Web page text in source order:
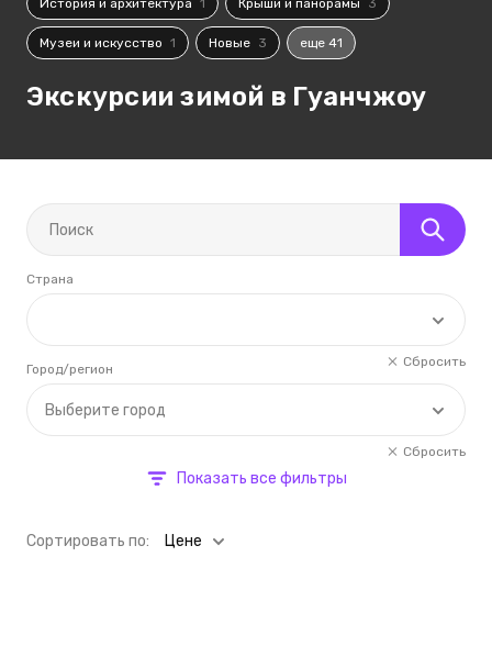
История и архитектура 1 Крыши и панорамы 3
Музеи и искусство 1 Новые 3 еще 41
Экскурсии зимой в Гуанчжоу
Страна
Сбросить
Выберите город
Город/регион
Сбросить
Показать все фильтры
Cортировать по: Цене